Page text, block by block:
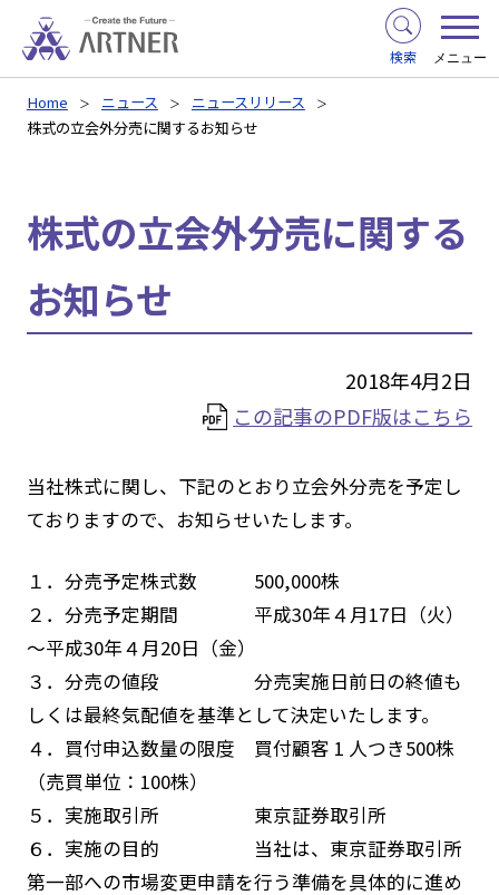
検索 メニュー
Home ニュース
ニュースリリース
株式の立会外分売に関するお知らせ
株式の立会外分売に関する
お知らせ
2018年4月2日
この記事のPDF版はこちら
当社株式に関し、下記のとおり立会外分売を予定し
ておりますので、お知らせいたします。
１．分売予定株式数 500,000株
２．分売予定期間 平成30年４月17日（火）
～平成30年４月20日（金）
３．分売の値段 分売実施日前日の終値も
しくは最終気配値を基準として決定いたします。
４．買付申込数量の限度 買付顧客 1 人つき500株
（売買単位：100株）
５．実施取引所 東京証券取引所
６．実施の目的 当社は、東京証券取引所
第一部への市場変更申請を行う準備を具体的に進め